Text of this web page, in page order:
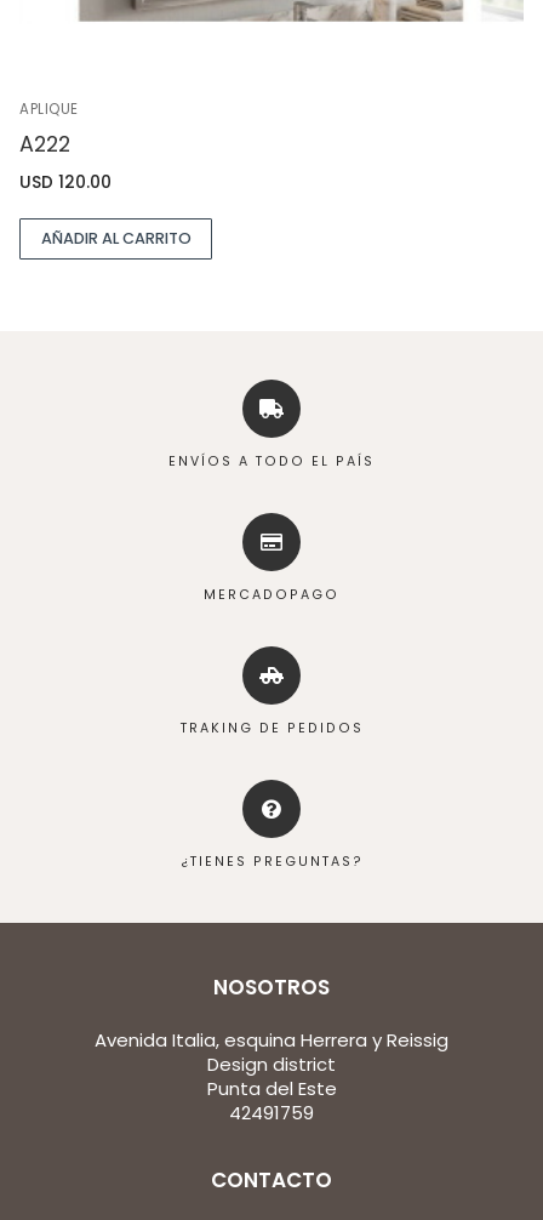
APLIQUE
A222
USD 120.00
AÑADIR AL CARRITO
ENVÍOS A TODO EL PAÍS
MERCADOPAGO
TRAKING DE PEDIDOS
¿TIENES PREGUNTAS?
NOSOTROS
Avenida Italia, esquina Herrera y Reissig
Design district
Punta del Este
42491759
CONTACTO